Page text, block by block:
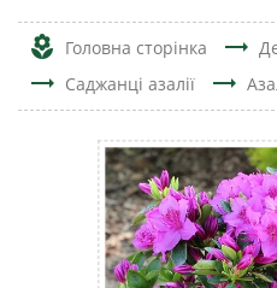
local_florist Головна сторінка trending_flat
trending_flat Саджанці азалії trending_flat